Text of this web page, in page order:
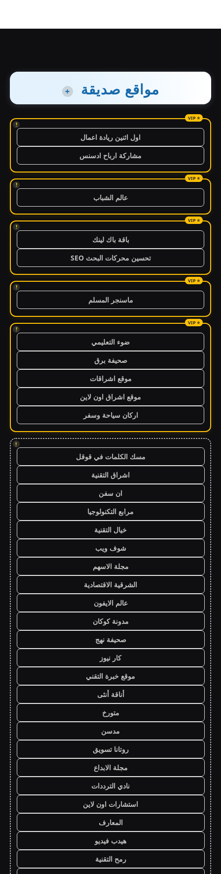
مواقع صديقة +
!
اول اثنين ريادة اعمال
مشاركة ارباح ادسنس
!
عالم الشباب
!
باقة باك لينك
تحسين محركات البحث SEO
!
ماسنجر المسلم
!
ضوء التعليمي
صحيفة برق
موقع اشراقات
موقع اشراق اون لاين
اركان سياحة وسفر
!
مسك الكلمات في قوقل
اشراق التقنية
ان سفن
مرابع التكنولوجيا
خيال التقنية
شوف ويب
مجلة الاسهم
الشرقية الاقتصادية
عالم الايفون
مدونة كوكان
صحيفة نهج
كار نيوز
موقع خبرة التقني
أناقة أنثى
متورخ
مدسن
روتانا تسويق
مجلة الابداع
نادي الترددات
استشارات اون لاين
المعارف
هيدب فيديو
رمح التقنية